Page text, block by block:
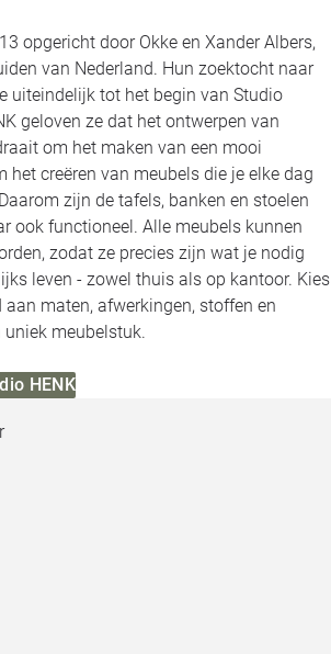
opgericht door Okke en Xander Albers,
van Nederland. Hun zoektocht naar
uiteindelijk tot het begin van Studio
geloven ze dat het ontwerpen van
om het maken van een mooi
het creëren van meubels die je elke dag
zijn de tafels, banken en stoelen
ook functioneel. Alle meubels kunnen
zodat ze precies zijn wat je nodig
leven - zowel thuis als op kantoor. Kies
maten, afwerkingen, stoffen en
uniek meubelstuk.
HENK